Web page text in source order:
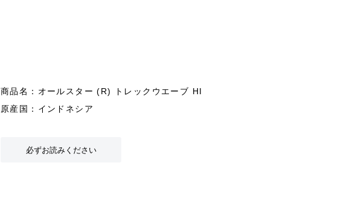
商品名：オールスター (R) トレックウエーブ HI
原産国：インドネシア
必ずお読みください